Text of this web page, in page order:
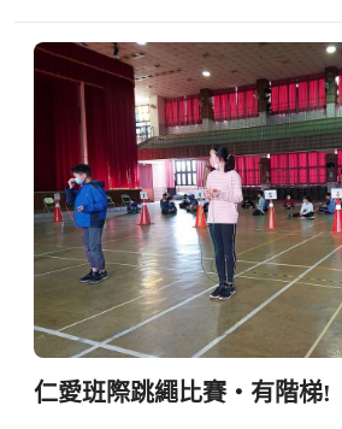
仁愛班際跳繩比賽‧有階梯!